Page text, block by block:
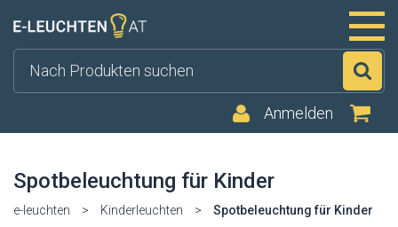
Anmelden
Spotbeleuchtung für Kinder
e-leuchten > Kinderleuchten > Spotbeleuchtung für Kinder